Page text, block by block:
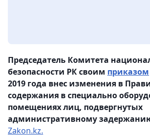
Председатель Комитета
безопасности РК своим приказом
2019 года внес изменения в
содержания в специально
помещениях лиц, подвергнутых
административному
Zakon.kz.